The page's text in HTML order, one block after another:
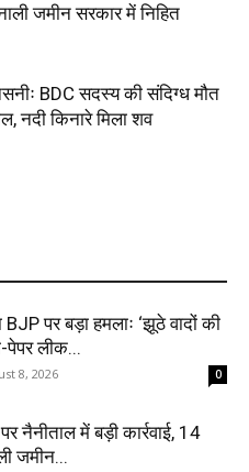
जमीन सरकार में निहित
BDC सदस्य की संदिग्ध मौत
नदी किनारे मिला शव
BJP पर बड़ा हमलाः ‘झूठे वादों की
पेपर लीक...
8, 2026 0
नैनीताल में बड़ी कार्रवाई, 14
जमीन...